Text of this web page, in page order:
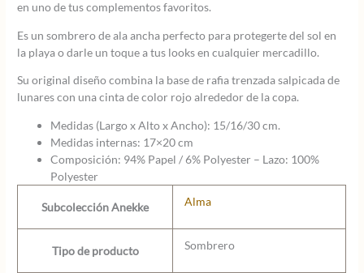
en uno de tus complementos favoritos.
Es un sombrero de ala ancha perfecto para protegerte del sol en
la playa o darle un toque a tus looks en cualquier mercadillo.
Su original diseño combina la base de rafia trenzada salpicada de
lunares con una cinta de color rojo alrededor de la copa.
Medidas (Largo x Alto x Ancho): 15/16/30 cm.
Medidas internas: 17×20 cm
Composición: 94% Papel / 6% Polyester – Lazo: 100%
Polyester
Subcolección Anekke Alma
Tipo de producto Sombrero